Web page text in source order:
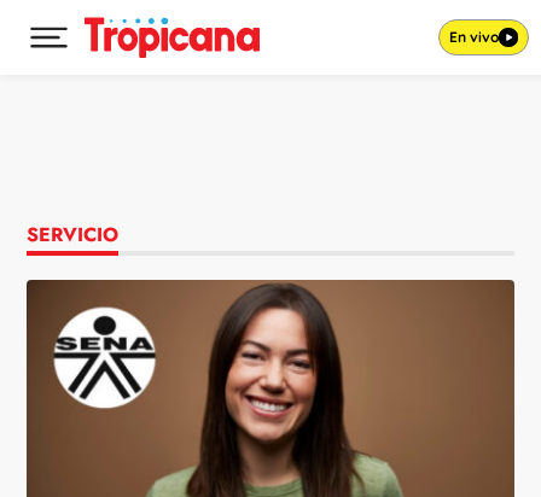
Desplegar menú principal En vivo
SERVICIO